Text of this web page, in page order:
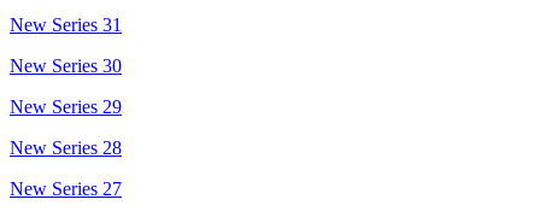
New Series 31
New Series 30
New Series 29
New Series 28
New Series 27